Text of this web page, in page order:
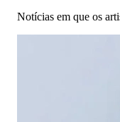
Notícias em que os